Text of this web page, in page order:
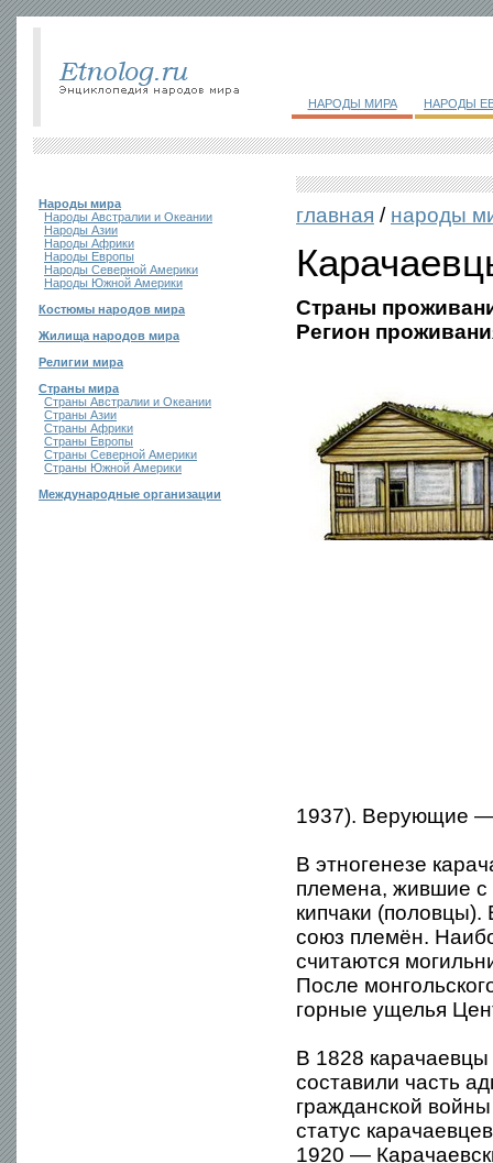
НАРОДЫ МИРА НАРОДЫ
Народы мира
Народы Австралии и Океании
Народы Азии
Народы Африки
Народы Европы
Народы Северной Америки
Народы Южной Америки
Костюмы народов мира
Жилища народов мира
Религии мира
Страны мира
Страны Австралии и Океании
Страны Азии
Страны Африки
Страны Европы
Страны Северной Америки
Страны Южной Америки
Международные организации
главная / народы
Страны
Регион
1937). Верующие
В этногенезе
племена, жившие
кипчаки
союз племён.
считаются
После
горные ущелья
В 1828
составили часть
гражданской
статус
1920 —